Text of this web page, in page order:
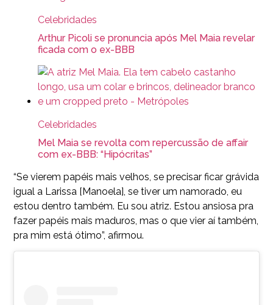
Celebridades
Arthur Picoli se pronuncia após Mel Maia revelar
ficada com o ex-BBB
Celebridades
Mel Maia se revolta com repercussão de affair
com ex-BBB: “Hipócritas”
“Se vierem papéis mais velhos, se precisar ficar grávida
igual a Larissa [Manoela], se tiver um namorado, eu
estou dentro também. Eu sou atriz. Estou ansiosa pra
fazer papéis mais maduros, mas o que vier aí também,
pra mim está ótimo”, afirmou.